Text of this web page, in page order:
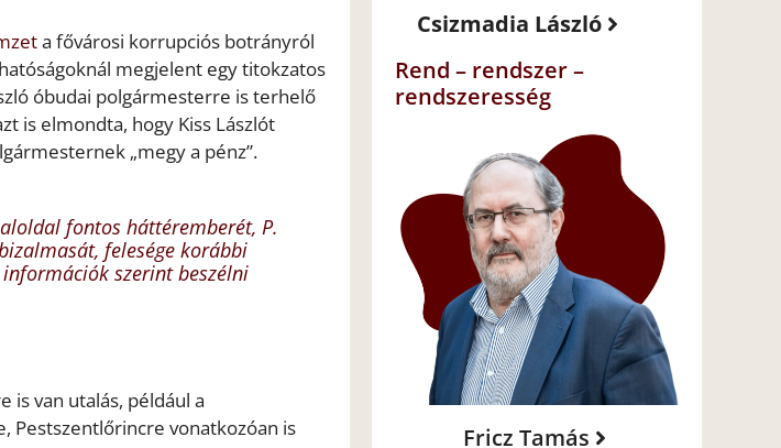
a fővárosi korrupciós botrányról
megjelent egy titokzatos
óbudai polgármesterre is terhelő
is elmondta, hogy Kiss Lászlót
„megy a pénz”.
fontos háttéremberét, P.
felesége korábbi
szerint beszélni
van utalás, például a
Pestszentlőrincre vonatkozóan is
Csizmadia László
Rend – rendszer –
rendszeresség
Fricz Tamás